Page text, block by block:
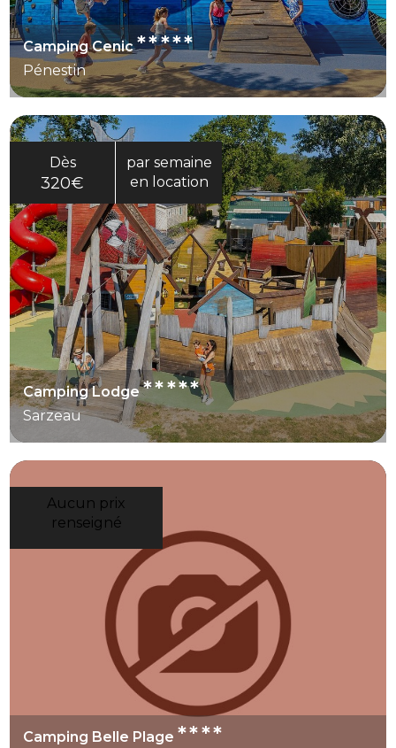
Camping Cenic*****
Pénestin
Dès
320€
par semaine
en location
Camping Lodge*****
Sarzeau
Aucun prix
renseigné
Camping Belle Plage****